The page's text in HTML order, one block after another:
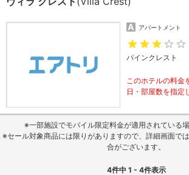
アパートメント
パインクレスト
このホテルの料金
日・部屋数を指定
※一部施設でモバイル限定料金が適用されている場
※セール対象商品には限りがありますので、詳細画面で
合がございます。
4件中 1 - 4件表示